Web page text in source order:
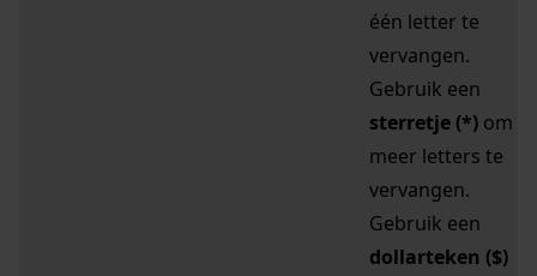
één letter te
vervangen.
Gebruik een
sterretje (*) om
meer letters te
vervangen.
Gebruik een
dollarteken ($)